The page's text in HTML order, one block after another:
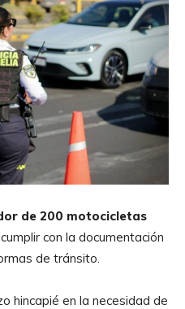
de 200 motocicletas
con la documentación
de tránsito.
hincapié en la necesidad de